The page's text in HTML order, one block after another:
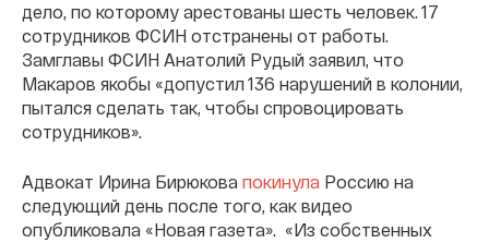
дело, по которому арестованы шесть человек. 17
сотрудников ФСИН отстранены от работы.
Замглавы ФСИН Анатолий Рудый заявил, что
Макаров якобы «допустил 136 нарушений в колонии,
пытался сделать так, чтобы спровоцировать
сотрудников».
Адвокат Ирина Бирюкова покинула Россию на
следующий день после того, как видео
опубликовала «Новая газета». «Из собственных